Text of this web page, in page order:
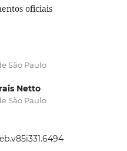
oficiais
São Paulo
Netto
São Paulo